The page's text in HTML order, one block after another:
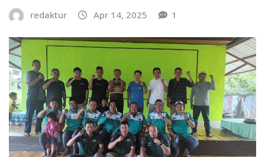
redaktur Apr 14, 2025 1